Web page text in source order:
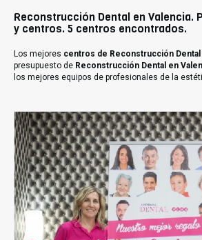
Reconstrucción Dental en Valencia.
y centros. 5 centros encontrados.
Los mejores centros de Reconstrucción Dental
presupuesto de Reconstrucción Dental en
los mejores equipos de profesionales de la